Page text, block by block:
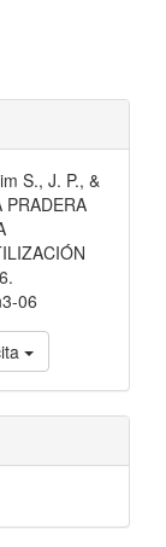
S., J. P., &
06